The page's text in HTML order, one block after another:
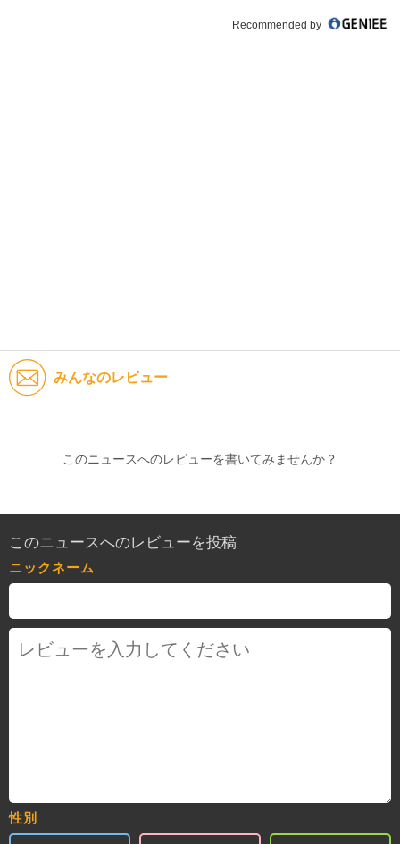
Recommended by
みんなのレビュー
このニュースへのレビューを書いてみませんか？
このニュースへのレビューを投稿
ニックネーム
性別